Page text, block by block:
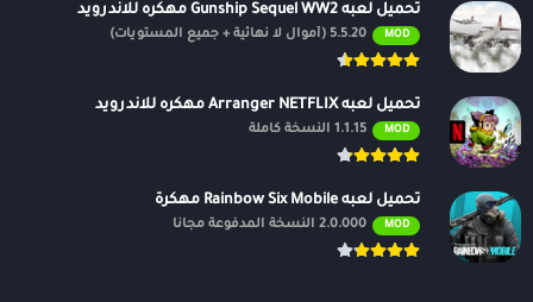
تحميل لعبه Gunship Sequel WW2 مهكره للاندرويد
MOD 5.5.20 (أموال لا نهائية + جميع المستويات)
تحميل لعبه Arranger NETFLIX مهكره للاندرويد
MOD 1.1.15 النسخة كاملة
تحميل لعبه Rainbow Six Mobile مهكرة
MOD 2.0.000 النسخة المدفوعة مجانًا